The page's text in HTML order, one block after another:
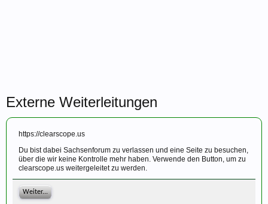
Externe Weiterleitungen
https://clearscope.us
Du bist dabei Sachsenforum zu verlassen und eine Seite zu besuchen,
über die wir keine Kontrolle mehr haben. Verwende den Button, um zu
clearscope.us weitergeleitet zu werden.
Weiter...